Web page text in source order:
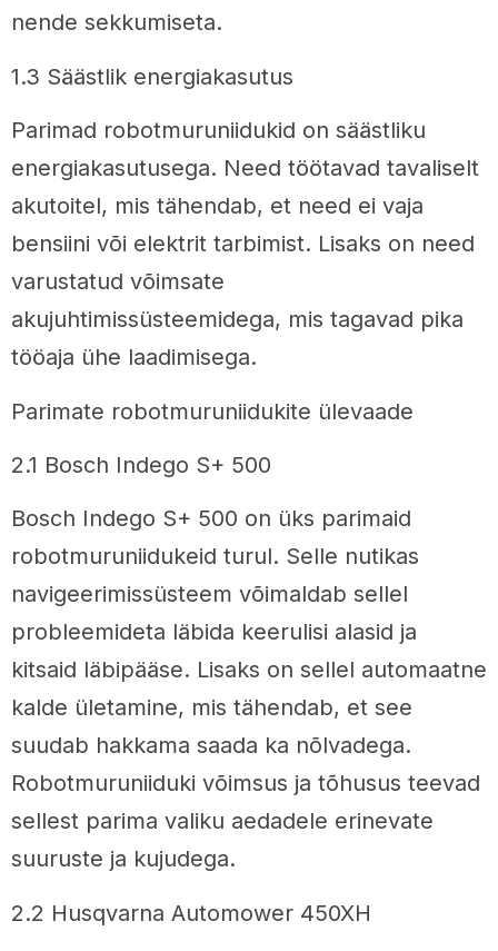
nende sekkumiseta.
1.3 Säästlik energiakasutus
Parimad robotmuruniidukid on säästliku
energiakasutusega. Need töötavad tavaliselt
akutoitel, mis tähendab, et need ei vaja
bensiini või elektrit tarbimist. Lisaks on need
varustatud võimsate
akujuhtimissüsteemidega, mis tagavad pika
tööaja ühe laadimisega.
Parimate robotmuruniidukite ülevaade
2.1 Bosch Indego S+ 500
Bosch Indego S+ 500 on üks parimaid
robotmuruniidukeid turul. Selle nutikas
navigeerimissüsteem võimaldab sellel
probleemideta läbida keerulisi alasid ja
kitsaid läbipääse. Lisaks on sellel automaatne
kalde ületamine, mis tähendab, et see
suudab hakkama saada ka nõlvadega.
Robotmuruniiduki võimsus ja tõhusus teevad
sellest parima valiku aedadele erinevate
suuruste ja kujudega.
2.2 Husqvarna Automower 450XH